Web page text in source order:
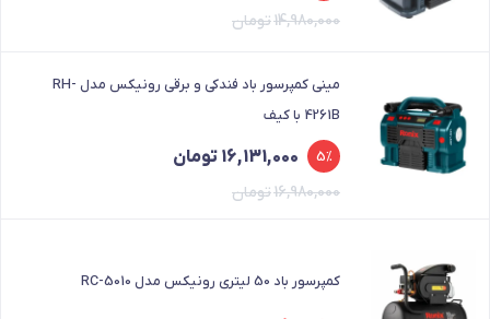
14,980,000تومان
14,980,000 تومان
14,231,000 تومان
مینی کمپرسور باد فندکی و برقی رونیکس مدل RH-
4261B با کیف
16,980,000تومان
قیمت
اصلی
16,980,000 تومان
16,131,000 تومان
قیمت
فعلی
16,131,000 تومان
5%
کمپرسور باد 50 لیتری رونیکس مدل RC-5010